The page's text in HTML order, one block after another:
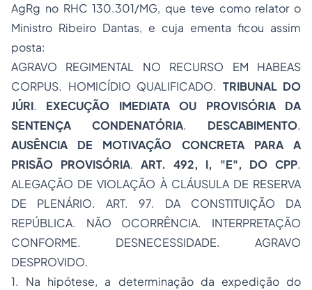
AgRg no RHC 130.301/MG, que teve como relator o
Ministro Ribeiro Dantas, e cuja ementa ficou assim
posta:
AGRAVO REGIMENTAL NO RECURSO EM HABEAS
CORPUS. HOMICÍDIO QUALIFICADO. TRIBUNAL DO
JÚRI. EXECUÇÃO IMEDIATA OU PROVISÓRIA DA
SENTENÇA CONDENATÓRIA. DESCABIMENTO.
AUSÊNCIA DE MOTIVAÇÃO CONCRETA PARA A
PRISÃO PROVISÓRIA.ART. 492, I, "E", DO CPP.
ALEGAÇÃO DE VIOLAÇÃO À CLÁUSULA DE RESERVA
DE PLENÁRIO. ART. 97. DA CONSTITUIÇÃO DA
REPÚBLICA. NÃO OCORRÊNCIA. INTERPRETAÇÃO
CONFORME. DESNECESSIDADE. AGRAVO
DESPROVIDO.
1. Na hipótese, a determinação da expedição do